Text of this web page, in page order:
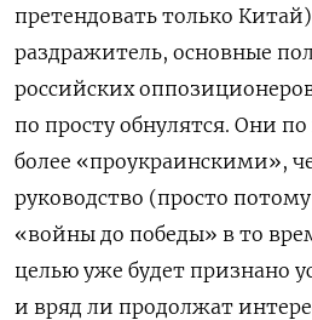
претендовать только
раздражитель, основные
российских
по просту обнулятся. Они
более «проукраинскими»,
руководство (просто
«войны до победы» в то
целью уже будет признано
и вряд ли продолжат